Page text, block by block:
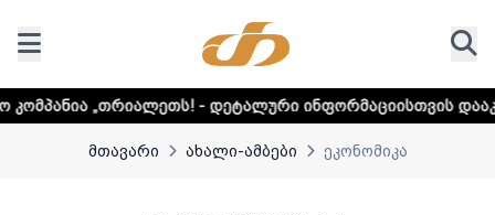
ინფორმაციისთვის დააკლიკეთ ლინკს
მთავარი ახალი-ამბები ეკონომიკა